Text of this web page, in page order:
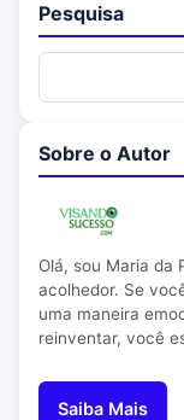
Pesquisa
Sobre o Autor
Olá, sou Maria da
acolhedor. Se
uma maneira
reinventar, você
Saiba Mais